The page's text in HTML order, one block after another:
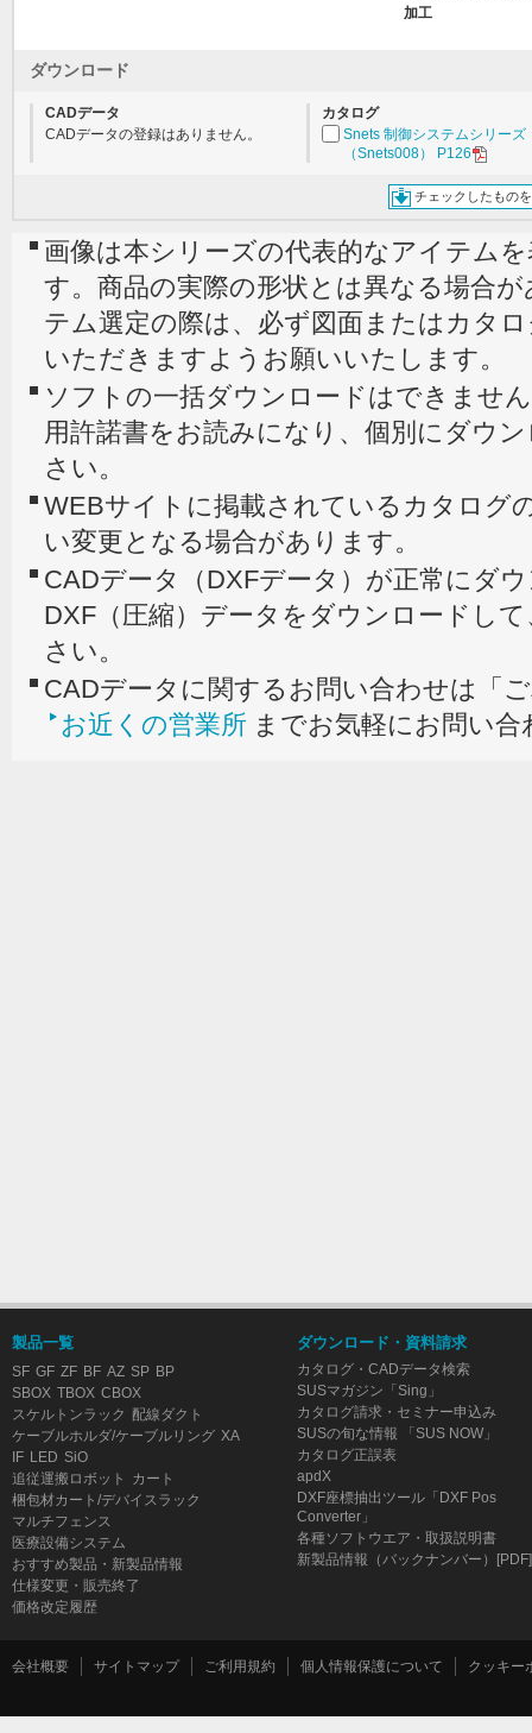
加工
ダウンロード
CADデータ
CADデータの登録はありません。
カタログ
Snets 制御システムシリーズ
（Snets008） P126
チェックしたもの
画像は本シリーズの代表的なアイテム
す。商品の実際の形状とは異なる場合
テム選定の際は、必ず図面またはカタ
いただきますようお願いいたします。
ソフトの一括ダウンロードはできませ
用許諾書をお読みになり、個別にダウ
さい。
WEBサイトに掲載されているカタログ
い変更となる場合があります。
CADデータ（DXFデータ）が正常にダ
DXF（圧縮）データをダウンロードし
さい。
CADデータに関するお問い合わせは「
お近くの営業所 までお気軽にお問い
製品一覧
SF GF ZF BF AZ SP BP
SBOX TBOX CBOX
スケルトンラック 配線ダクト
ケーブルホルダ/ケーブルリング XA
IF LED SiO
追従運搬ロボット
カート
梱包材カート/デバイスラック
マルチフェンス
医療設備システム
おすすめ製品・新製品情報
仕様変更・販売終了
価格改定履歴
ダウンロード・資料請求
カタログ・CADデータ検索
SUSマガジン「Sing」
カタログ請求・セミナー申込み
SUSの旬な情報 「SUS NOW」
カタログ正誤表
apdX
DXF座標抽出ツール「DXF Pos
Converter」
各種ソフトウエア・取扱説明書
新製品情報（バックナンバー）[PDF]
会社概要 サイトマップ ご利用規約 個人情報保護について クッキー